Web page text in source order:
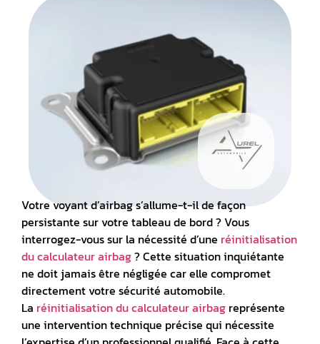
Votrevoyant d’airbags’allume-t-il de façon
persistante sur votre tableau de bord? Vous
interrogez-vous sur la nécessité d’une réinitialisation
du calculateur airbag? Cette situation inquiétante
ne doit jamais être négligée car elle compromet
directement votre sécurité automobile.
La réinitialisation du calculateur airbag représente
une intervention technique précise qui nécessite